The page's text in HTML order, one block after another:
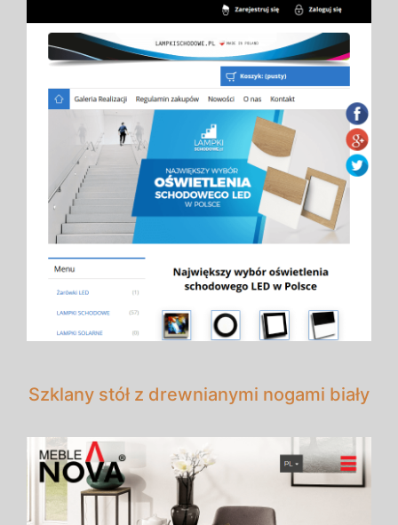
Szklany stół z drewnianymi nogami biały